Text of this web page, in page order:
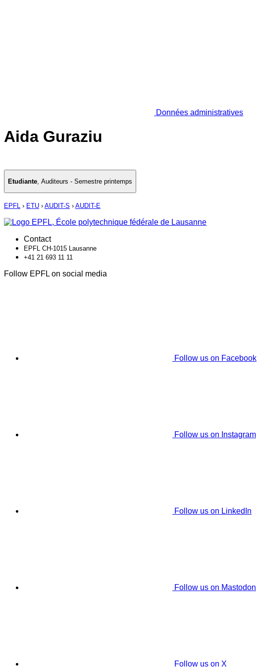
Données administratives
Aida Guraziu
Etudiante, Auditeurs - Semestre printemps
EPFL › ETU › AUDIT-S › AUDIT-E
Contact
EPFL CH-1015 Lausanne
+41 21 693 11 11
Follow EPFL on social media
Follow us on Facebook
Follow us on Instagram
Follow us on LinkedIn
Follow us on Mastodon
Follow us on X